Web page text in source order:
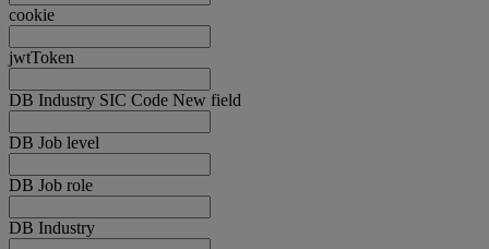
cookie
jwtToken
DB Industry SIC Code New field
DB Job level
DB Job role
DB Industry